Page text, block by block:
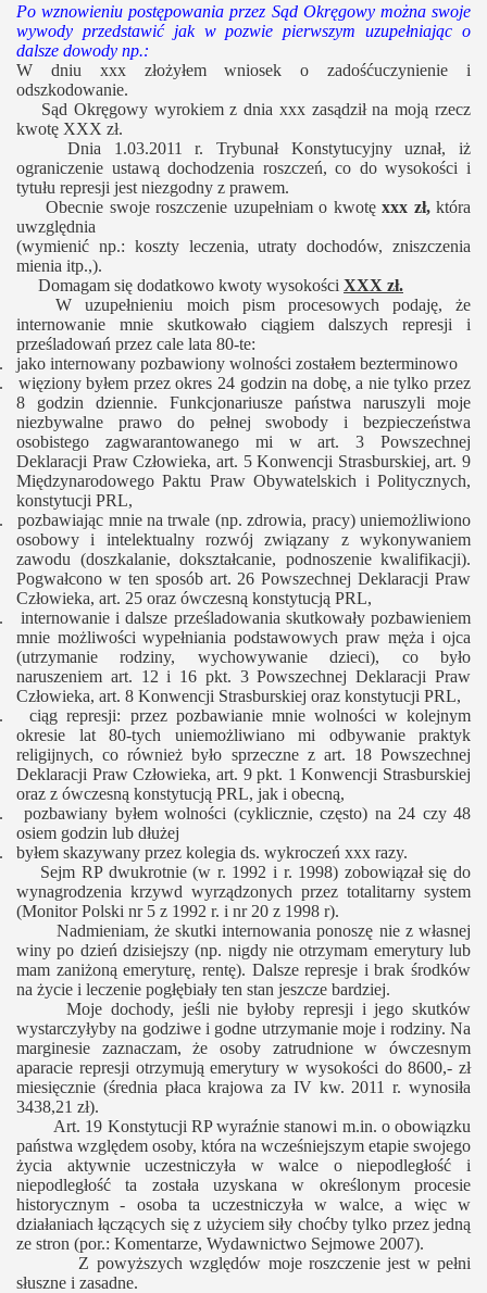
Po wznowieniu postępowania przez Sąd Okręgowy można swoje
wywody przedstawić jak w pozwie pierwszym uzupełniając o
dalsze dowody np.:
W dniu xxx złożyłem wniosek o zadośćuczynienie i
odszkodowanie.
Sąd Okręgowy wyrokiem z dnia xxx zasądził na moją rzecz
kwotę XXX zł.
Dnia 1.03.2011 r. Trybunał Konstytucyjny uznał, iż
ograniczenie ustawą dochodzenia roszczeń, co do wysokości i
tytułu represji jest niezgodny z prawem.
Obecnie swoje roszczenie uzupełniam o kwotęxxx zł,która
uwzględnia
(wymienić np.: koszty leczenia, utraty dochodów, zniszczenia
mienia itp.,).
Domagam się dodatkowo kwoty wysokości XXX zł.
W uzupełnieniu moich pism procesowych podaję, że
internowanie mnie skutkowało ciągiem dalszych represji i
prześladowań przez cale lata 80-te:
jako internowany pozbawiony wolności zostałem bezterminowo
więziony byłem przez okres 24 godzin na dobę, a nie tylko przez
8 godzin dziennie. Funkcjonariusze państwa naruszyli moje
niezbywalne prawo do pełnej swobody i bezpieczeństwa
osobistego zagwarantowanego mi w art. 3 Powszechnej
Deklaracji Praw Człowieka, art. 5 Konwencji Strasburskiej, art. 9
Międzynarodowego Paktu Praw Obywatelskich i Politycznych,
konstytucji PRL,
pozbawiając mnie na trwale (np. zdrowia, pracy) uniemożliwiono
osobowy i intelektualny rozwój związany z wykonywaniem
zawodu (doszkalanie, dokształcanie, podnoszenie kwalifikacji).
Pogwałcono w ten sposób art. 26 Powszechnej Deklaracji Praw
Człowieka, art. 25 oraz ówczesną konstytucją PRL,
internowanie i dalsze prześladowania skutkowały pozbawieniem
mnie możliwości wypełniania podstawowych praw męża i ojca
(utrzymanie rodziny, wychowywanie dzieci), co było
naruszeniem art. 12 i 16 pkt. 3 Powszechnej Deklaracji Praw
Człowieka, art. 8 Konwencji Strasburskiej oraz konstytucji PRL,
ciąg represji: przez pozbawianie mnie wolności w kolejnym
okresie lat 80-tych uniemożliwiano mi odbywanie praktyk
religijnych, co również było sprzeczne z art. 18 Powszechnej
Deklaracji Praw Człowieka, art. 9 pkt. 1 Konwencji Strasburskiej
oraz z ówczesną konstytucją PRL, jak i obecną,
pozbawiany byłem wolności (cyklicznie, często) na 24 czy 48
osiem godzin lub dłużej
byłem skazywany przez kolegia ds. wykroczeń xxx razy.
Sejm RP dwukrotnie (w r. 1992 i r. 1998) zobowiązał się do
wynagrodzenia krzywd wyrządzonych przez totalitarny system
(Monitor Polski nr 5 z 1992 r. i nr 20 z 1998 r).
Nadmieniam, że skutki internowania ponoszę nie z własnej
winy po dzień dzisiejszy (np. nigdy nie otrzymam emerytury lub
mam zaniżoną emeryturę, rentę). Dalsze represje i brak środków
na życie i leczenie pogłębiały ten stan jeszcze bardziej.
Moje dochody, jeśli nie byłoby represji i jego skutków
wystarczyłyby na godziwe i godne utrzymanie moje i rodziny. Na
marginesie zaznaczam, że osoby zatrudnione w ówczesnym
aparacie represji otrzymują emerytury w wysokości do 8600,- zł
miesięcznie (średnia płaca krajowa za IV kw. 2011 r. wynosiła
3438,21 zł).
Art. 19 Konstytucji RP wyraźnie stanowi m.in. o obowiązku
państwa względem osoby, która na wcześniejszym etapie swojego
życia aktywnie uczestniczyła w walce o niepodległość i
niepodległość ta została uzyskana w określonym procesie
historycznym - osoba ta uczestniczyła w walce, a więc w
działaniach łączących się z użyciem siły choćby tylko przez jedną
ze stron (por.: Komentarze, Wydawnictwo Sejmowe 2007).
Z powyższych względów moje roszczenie jest w pełni
słuszne i zasadne.